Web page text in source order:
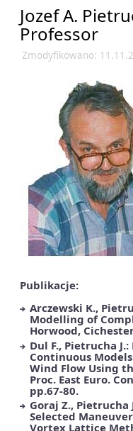
Jozef A.
Professor
Zmodyfikowano:
Publikacje:
Arczewski K.,
Modelling of
Horwood,
Dul F., Pietrucha
Continuous
Wind Flow Using
Proc. East Euro.
pp.67-80.
Goraj Z.,
Selected
Vortex Lattice